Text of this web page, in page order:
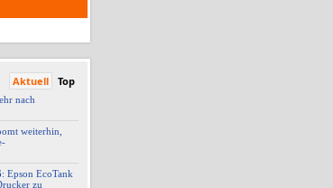
Aktuell Top
nach
weiterhin,
​
: Epson EcoTank
zu